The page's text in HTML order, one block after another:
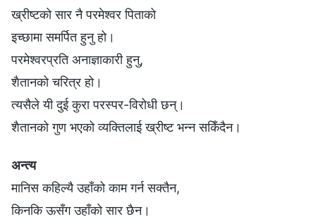
ख्रीष्टको सार नै परमेश्‍वर पिताको
इच्छामा समर्पित हुनु हो।
परमेश्‍वरप्रति अनाज्ञाकारी हुनु,
शैतानको चरित्र हो।
त्यसैले यी दुई कुरा परस्पर-विरोधी छन्।
शैतानको गुण भएको व्यक्तिलाई ख्रीष्ट भन्न सकिँदैन।
अन्त्य
मानिस कहिल्यै उहाँको काम गर्न सक्तैन,
किनकि ऊसँग उहाँको सार छैन।